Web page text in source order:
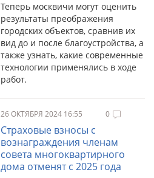
Теперь москвичи могут оценить
результаты преображения
городских объектов, сравнив их
вид до и после благоустройства, а
также узнать, какие современные
технологии применялись в ходе
работ.
26 ОКТЯБРЯ 2024 16:55 0
Страховые взносы с
вознаграждения членам
совета многоквартирного
дома отменят с 2025 года